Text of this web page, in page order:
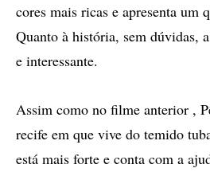
cores mais ricas e apresenta um
Quanto à história, sem dúvidas,
e interessante.
Assim como no filme anterior ,
recife em que vive do temido
está mais forte e conta com a